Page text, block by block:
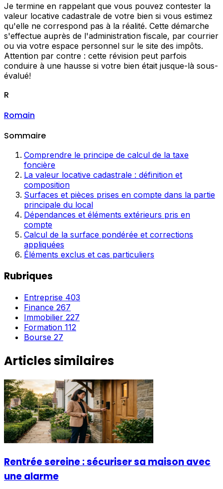
Je termine en rappelant que vous pouvez contester la
valeur locative cadastrale de votre bien si vous estimez
qu'elle ne correspond pas à la réalité. Cette démarche
s'effectue auprès de l'administration fiscale, par courrier
ou via votre espace personnel sur le site des impôts.
Attention par contre : cette révision peut parfois
conduire à une hausse si votre bien était jusque-là sous-
évalué!
R
Romain
Sommaire
Comprendre le principe de calcul de la taxe
foncière
La valeur locative cadastrale : définition et
composition
Surfaces et pièces prises en compte dans la partie
principale du local
Dépendances et éléments extérieurs pris en
compte
Calcul de la surface pondérée et corrections
appliquées
Éléments exclus et cas particuliers
Rubriques
Entreprise 403
Finance 267
Immobilier 227
Formation 112
Bourse 27
Articles similaires
Rentrée sereine : sécuriser sa maison avec
une alarme